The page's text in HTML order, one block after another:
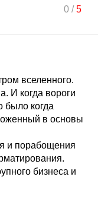
0/5
вселенного.
И когда вороги
было когда
в основы
и порабощения
бизнеса и